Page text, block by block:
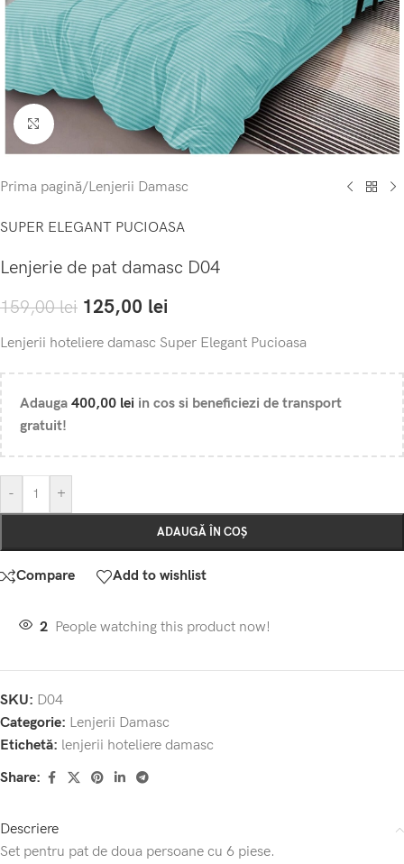
Click to enlarge
Prima pagină/Lenjerii Damasc
SUPER ELEGANT PUCIOASA
Lenjerie de pat damasc D04
159,00lei 125,00 lei
Lenjerii hoteliere damasc Super Elegant Pucioasa
Adauga 400,00 lei in cos si beneficiezi de transport
gratuit!
- +
ADAUGĂ ÎN COȘ
Compare Add to wishlist
2 People watching this product now!
SKU: D04
Categorie: Lenjerii Damasc
Etichetă: lenjerii hoteliere damasc
Share:
Descriere
Set pentru pat de doua persoane cu 6 piese.